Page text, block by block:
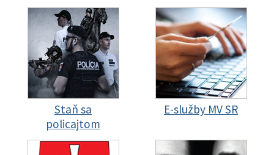
Staň sa
policajtom
E-služby MV SR